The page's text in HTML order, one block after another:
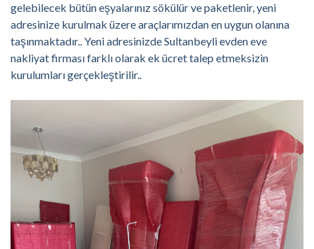
gelebilecek bütün eşyalarınız sökülür ve paketlenir, yeni
adresinize kurulmak üzere araçlarımızdan en uygun olanına
taşınmaktadır.. Yeni adresinizde Sultanbeyli evden eve
nakliyat firması farklı olarak ek ücret talep etmeksizin
kurulumları gerçekleştirilir..